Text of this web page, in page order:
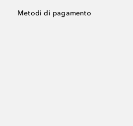
Metodi di pagamento